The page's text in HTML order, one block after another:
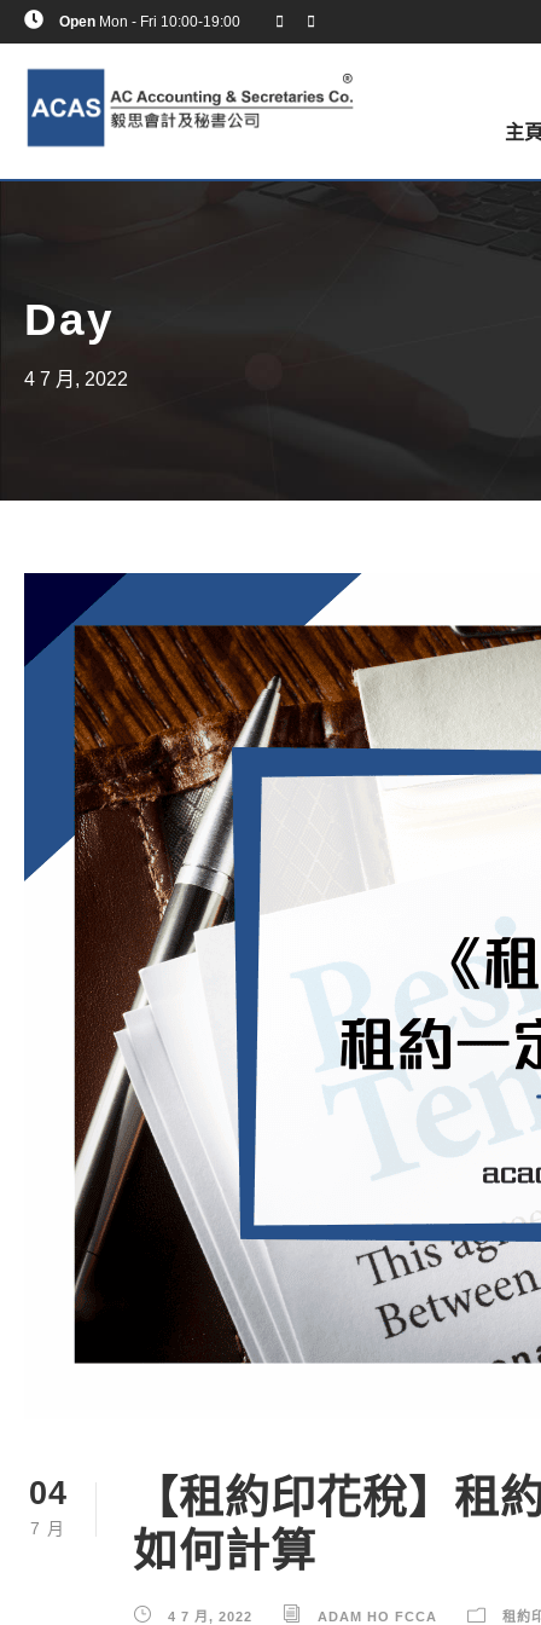
Open Mon - Fri 10:00-19:00
主
Day
4 7 月, 2022
04
7 月
【租約印花稅】租
如何計算
4 7 月, 2022 ADAM HO FCCA 租約